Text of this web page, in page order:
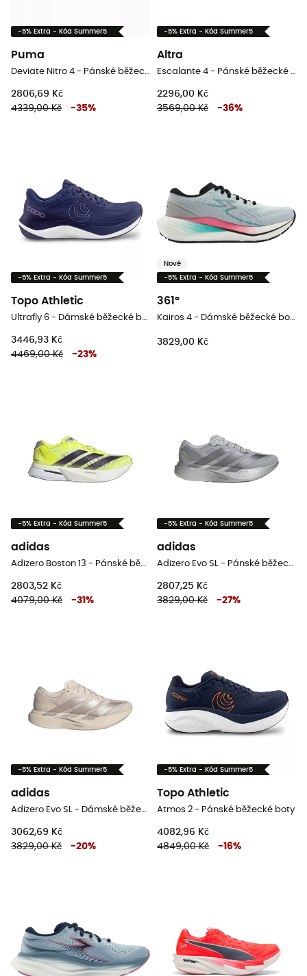
-5% Extra - Kód Summer5
Puma
Deviate Nitro 4 - Pánské běžecké boty
2806,69 Kč
4339,00 Kč
-35%
-5% Extra - Kód Summer5
Altra
Escalante 4 - Pánské běžecké boty
2296,00 Kč
3569,00 Kč
-36%
-5% Extra - Kód Summer5
Topo Athletic
Ultrafly 6 - Dámské běžecké boty
3446,93 Kč
4469,00 Kč
-23%
Nové
-5% Extra - Kód Summer5
361°
Kairos 4 - Dámské běžecké boty
3829,00 Kč
-5% Extra - Kód Summer5
adidas
Adizero Boston 13 - Pánské běžecké boty
2803,52 Kč
4079,00 Kč
-31 %
-5% Extra - Kód Summer5
adidas
Adizero Evo SL - Pánské běžecké boty
2807,25 Kč
3829,00 Kč
-27%
-5% Extra - Kód Summer5
adidas
Adizero Evo SL - Dámské běžecké boty
3062,69 Kč
3829,00 Kč
-20%
-5% Extra - Kód Summer5
Topo Athletic
Atmos 2 - Pánské běžecké boty
4082,96 Kč
4849,00 Kč
-16%